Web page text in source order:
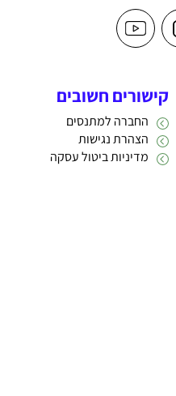
קישורים חשובים
החברה למתנסים
הצהרת נגישות
מדיניות ביטול עסקה